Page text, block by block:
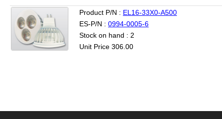
Product P/N : EL16-33X0-A500
ES-P/N : 0994-0005-6
Stock on hand : 2
Unit Price 306.00